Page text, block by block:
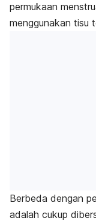
permukaan
menggunakan tisu
Berbeda dengan
adalah cukup